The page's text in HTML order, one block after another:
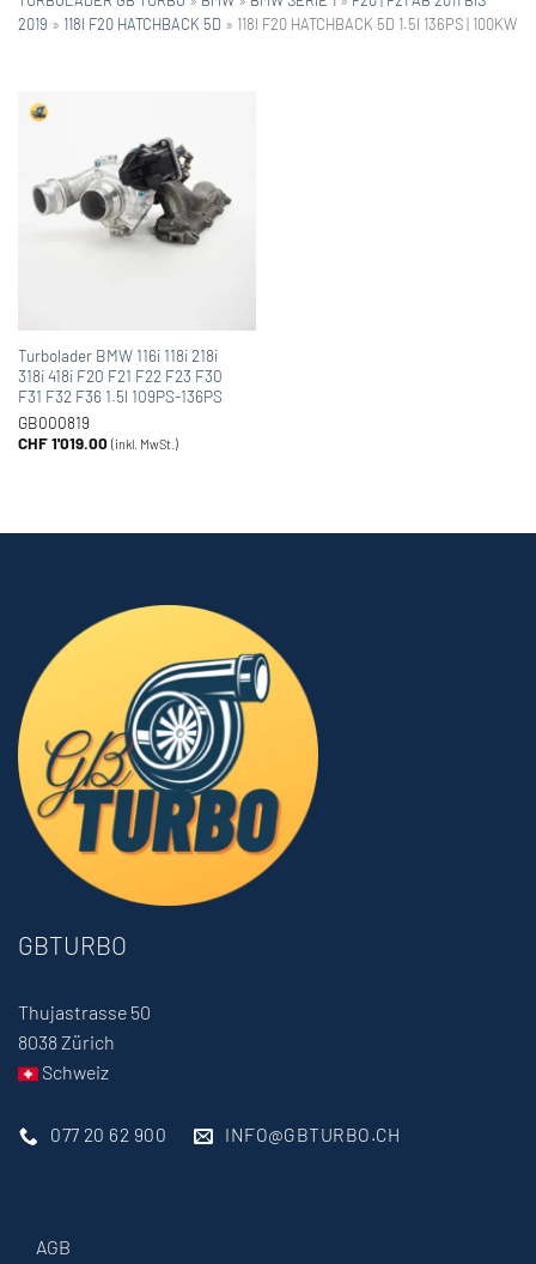
2019 » 118I F20 HATCHBACK 5D » 118I F20 HATCHBACK 5D 1.5I 136PS | 100KW
Turbolader BMW 116i 118i 218i
318i 418i F20 F21 F22 F23 F30
F31 F32 F36 1.5l 109PS-136PS
GB000819
CHF1'019.00 (inkl. MwSt.)
GBTURBO
Thujastrasse 50
8038 Zürich
Schweiz
077 20 62 900 INFO@GBTURBO.CH
AGB